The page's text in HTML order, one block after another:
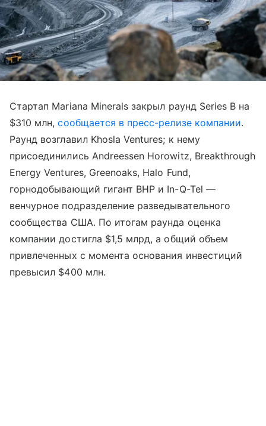
Стартап Mariana Minerals закрыл раунд Series B на
$310 млн,сообщается в пресс-релизе компании.
Раунд возглавил Khosla Ventures; к нему
присоединились Andreessen Horowitz, Breakthrough
Energy Ventures, Greenoaks, Halo Fund,
горнодобывающий гигант BHP и In-Q-Tel —
венчурное подразделение разведывательного
сообщества США. По итогам раунда оценка
компании достигла $1,5 млрд, а общий объем
привлеченных с момента основания инвестиций
превысил $400 млн.